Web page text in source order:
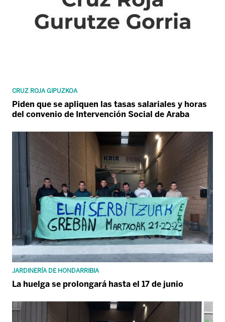
CRUZ ROJA GIPUZKOA
Piden que se apliquen las tasas salariales y horas
del convenio de Intervención Social de Araba
JARDINERÍA DE HONDARRIBIA
La huelga se prolongará hasta el 17 de junio